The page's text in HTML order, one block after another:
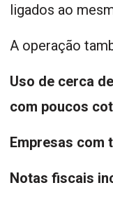
ligados ao
A operação
Uso de cerca
com poucos
Empresas com
Notas fiscais